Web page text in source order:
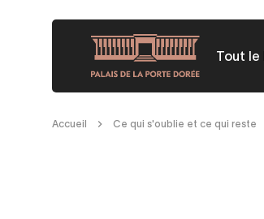
principal
Tout le
Fil
Accueil Ce qui s'oublie et ce qui reste